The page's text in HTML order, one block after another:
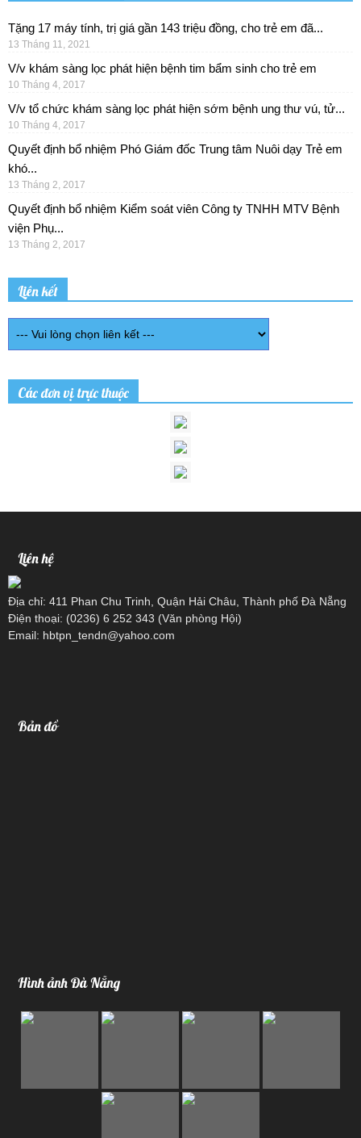
Tặng 17 máy tính, trị giá gần 143 triệu đồng, cho trẻ em đã...
13 Tháng 11, 2021
V/v khám sàng lọc phát hiện bệnh tim bẩm sinh cho trẻ em
10 Tháng 4, 2017
V/v tổ chức khám sàng lọc phát hiện sớm bệnh ung thư vú, tử...
10 Tháng 4, 2017
Quyết định bổ nhiệm Phó Giám đốc Trung tâm Nuôi dạy Trẻ em
khó...
13 Tháng 2, 2017
Quyết định bổ nhiệm Kiểm soát viên Công ty TNHH MTV Bệnh
viện Phụ...
13 Tháng 2, 2017
Liên kết
Các đơn vị trực thuộc
Liên hệ
Địa chỉ: 411 Phan Chu Trinh, Quận Hải Châu, Thành phố Đà Nẵng
Điện thoại: (0236) 6 252 343 (Văn phòng Hội)
Email: hbtpn_tendn@yahoo.com
Bản đồ
Hình ảnh Đà Nẵng